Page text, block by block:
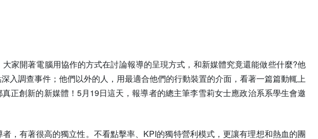
家開著電腦用協作的方式在討論報導的呈現方式，和新媒體究竟還能做些什麼?他
入調查事件；他們以外的人，用最適合他們的行動裝置的介面，看著一篇篇動輒上
正創新的新媒體！5月19日這天，報導者的總主筆李雪莉女士應政治系系學生會邀
，有著很高的獨立性。不看點擊率、KPI的獨特營利模式，更讓有理想和熱血的團